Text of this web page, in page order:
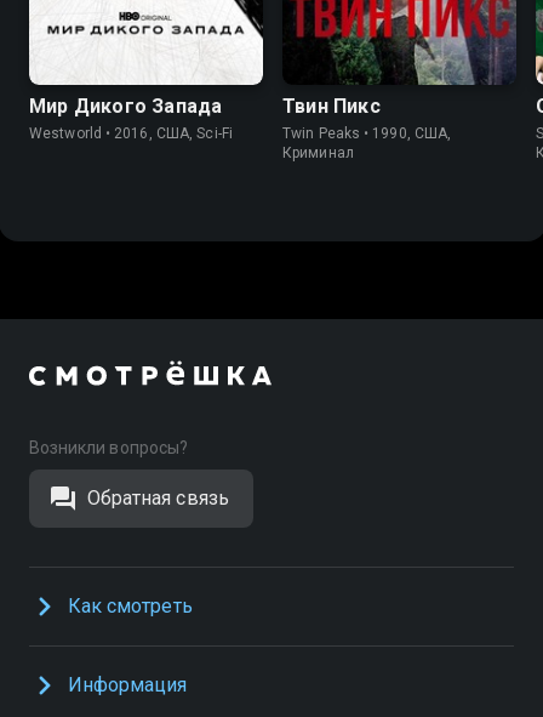
8.4
Мир Дикого Запада
Westworld • 2016, США, Sci-Fi
8.4 8.7
Твин Пикс
Twin Peaks • 1990, США,
Криминал
Возникли вопросы?
Обратная связь
Как смотреть
Информация